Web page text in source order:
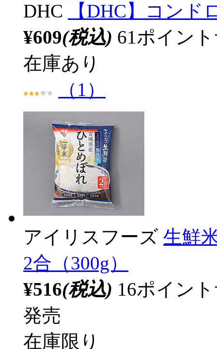
DHC
【DHC】コン
¥609(税込) 61ポイン
在庫あり
（1）
アイリスフーズ 生鮮
2合（300g）
¥516(税込) 16ポイン
発売
在庫限り